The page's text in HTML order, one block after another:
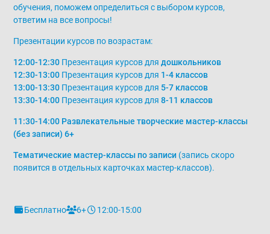
обучения, поможем определиться с выбором курсов,
ответим на все вопросы!
Презентации курсов по возрастам:
12:00-12:30 Презентация курсов длядошкольников
12:30-13:00 Презентация курсов для 1-4 классов
13:00-13:30 Презентация курсов для 5-7 классов
13:30-14:00 Презентация курсов для8-11 классов
11:30-14:00 Развлекательные творческие мастер-классы
(без записи) 6+
Тематические мастер-классы по записи (запись скоро
появится в отдельных карточках мастер-классов).
Бесплатно 6+ 12:00-15:00